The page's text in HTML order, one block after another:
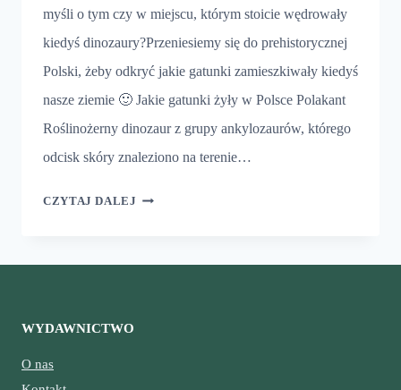
myśli o tym czy w miejscu, którym stoicie wędrowały
kiedyś dinozaury?Przeniesiemy się do prehistorycznej
Polski, żeby odkryć jakie gatunki zamieszkiwały kiedyś
nasze ziemie 🙂 Jakie gatunki żyły w Polsce Polakant
Roślinożerny dinozaur z grupy ankylozaurów, którego
odcisk skóry znaleziono na terenie…
CZYTAJ DALEJ JAKIE
W
WYDAWNICTWO
O nas